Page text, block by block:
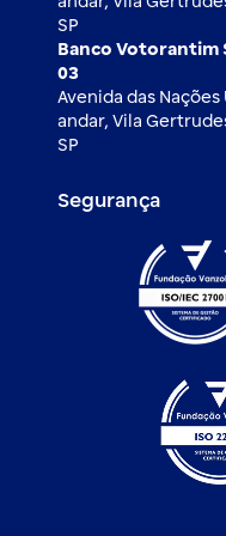
SP
Banco Votorantim
03
Avenida das Nações
andar, Vila
SP
Segurança